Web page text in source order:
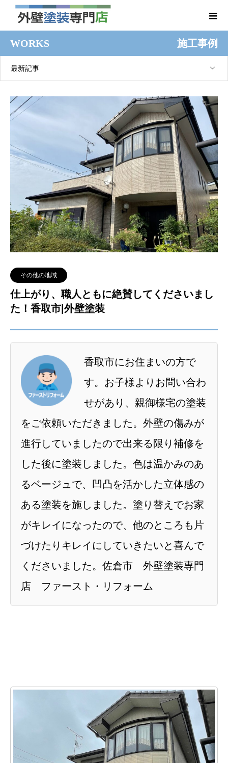
WORKS 施工事例
最新記事
その他の地域
仕上がり、職人ともに絶賛してくださいまし
た！香取市|外壁塗装
香取市にお住まいの方で
す。お子様よりお問い合わ
せがあり、親御様宅の塗装
をご依頼いただきました。外壁の傷みが
進行していましたので出来る限り補修を
した後に塗装しました。色は温かみのあ
るベージュで、凹凸を活かした立体感の
ある塗装を施しました。塗り替えでお家
がキレイになったので、他のところも片
づけたりキレイにしていきたいと喜んで
くださいました。佐倉市 外壁塗装専門
店 ファースト・リフォーム